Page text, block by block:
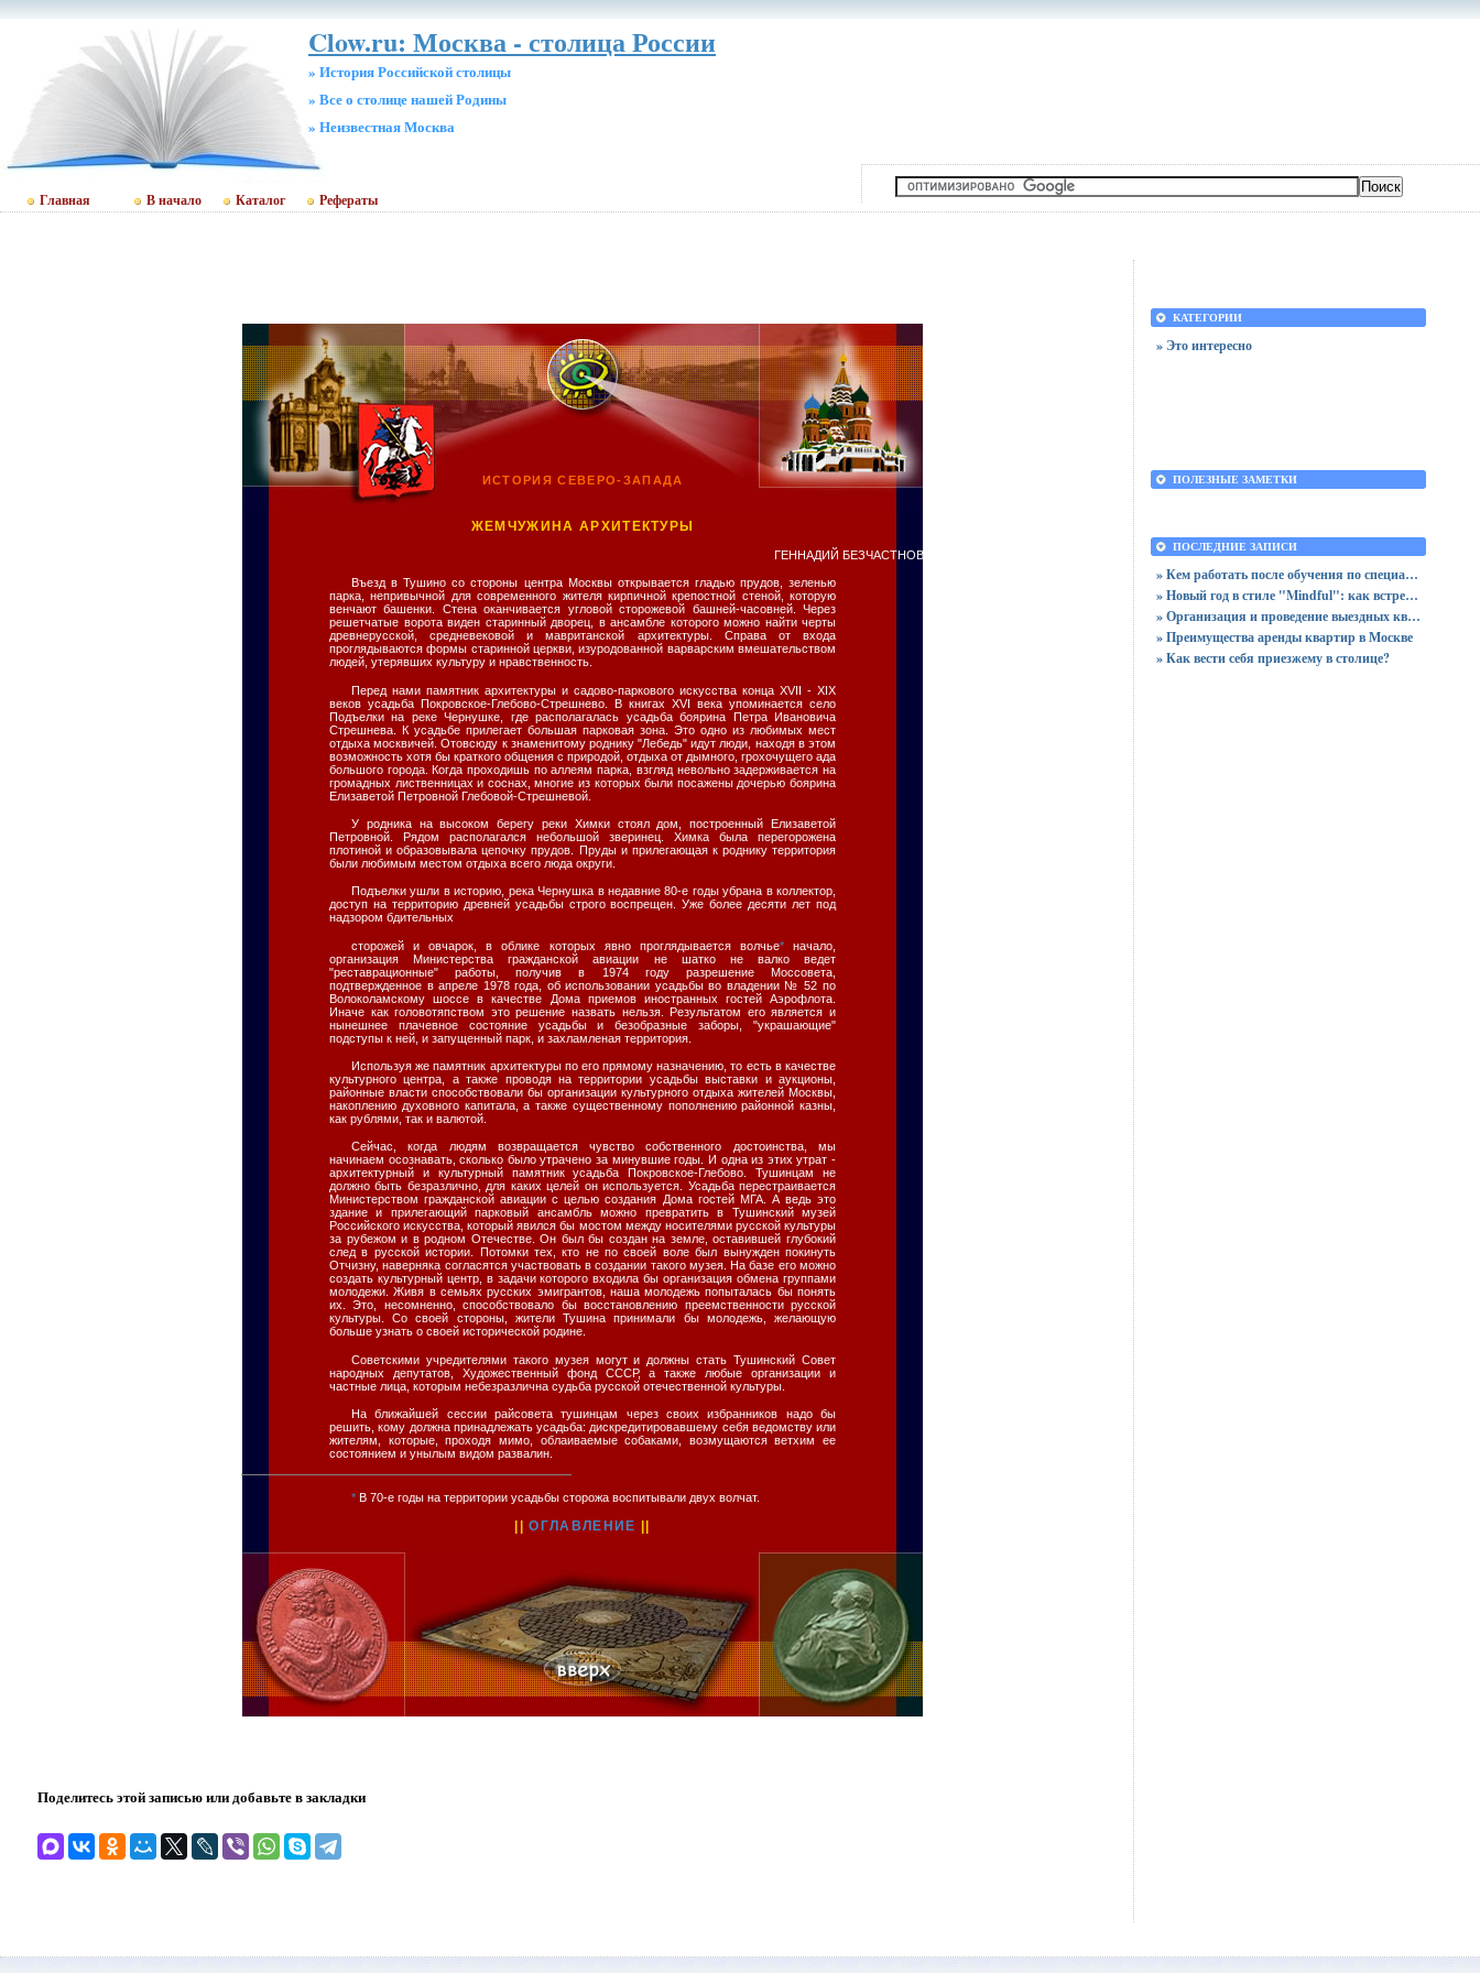
Clow.ru: Москва - столица России
» История Российской столицы
» Все о столице нашей Родины
» Неизвестная Москва
Главная В начало Каталог Рефераты
ИСТОРИЯ СЕВЕРО-ЗАПАДА
ЖЕМЧУЖИНА АРХИТЕКТУРЫ
ГЕННАДИЙ БЕЗЧАСТНОВ
Въезд в Тушино со стороны центра Москвы открывается гладью прудов, зеленью
парка, непривычной для современного жителя кирпичной крепостной стеной, которую
венчают башенки. Стена оканчивается угловой сторожевой башней-часовней. Через
решетчатые ворота виден старинный дворец, в ансамбле которого можно найти черты
древнерусской, средневековой и мавританской архитектуры. Справа от входа
проглядываются формы старинной церкви, изуродованной варварским вмешательством
людей, утерявших культуру и нравственность.
Перед нами памятник архитектуры и садово-паркового искусства конца XVII - XIX
веков усадьба Покровское-Глебово-Стрешнево. В книгах XVI века упоминается село
Подъелки на реке Чернушке, где располагалась усадьба боярина Петра Ивановича
Стрешнева. К усадьбе прилегает большая парковая зона. Это одно из любимых мест
отдыха москвичей. Отовсюду к знаменитому роднику "Лебедь" идут люди, находя в этом
возможность хотя бы краткого общения с природой, отдыха от дымного, грохочущего ада
большого города. Когда проходишь по аллеям парка, взгляд невольно задерживается на
громадных лиственницах и соснах, многие из которых были посажены дочерью боярина
Елизаветой Петровной Глебовой-Стрешневой.
У родника на высоком берегу реки Химки стоял дом, построенный Елизаветой
Петровной. Рядом располагался небольшой зверинец. Химка была перегорожена
плотиной и образовывала цепочку прудов. Пруды и прилегающая к роднику территория
были любимым местом отдыха всего люда округи.
Подъелки ушли в историю, река Чернушка в недавние 80-е годы убрана в коллектор,
доступ на территорию древней усадьбы строго воспрещен. Уже более десяти лет под
надзором бдительных
сторожей и овчарок, в облике которых явно проглядывается волчье*начало,
организация Министерства гражданской авиации не шатко не валко ведет
"реставрационные" работы, получив в 1974 году разрешение Моссовета,
подтвержденное в апреле 1978 года, об использовании усадьбы во владении № 52 по
Волоколамскому шоссе в качестве Дома приемов иностранных гостей Аэрофлота.
Иначе как головотяпством это решение назвать нельзя. Результатом его является и
нынешнее плачевное состояние усадьбы и безобразные заборы, "украшающие"
подступы к ней, и запущенный парк, и захламленая территория.
Используя же памятник архитектуры по его прямому назначению, то есть в качестве
культурного центра, а также проводя на территории усадьбы выставки и аукционы,
районные власти способствовали бы организации культурного отдыха жителей Москвы,
накоплению духовного капитала, а также существенному пополнению районной казны,
как рублями, так и валютой.
Сейчас, когда людям возвращается чувство собственного достоинства, мы
начинаем осознавать, сколько было утрачено за минувшие годы. И одна из этих утрат -
архитектурный и культурный памятник усадьба Покровское-Глебово. Тушинцам не
должно быть безразлично, для каких целей он используется. Усадьба перестраивается
Министерством гражданской авиации с целью создания Дома гостей МГА. А ведь это
здание и прилегающий парковый ансамбль можно превратить в Тушинский музей
Российского искусства, который явился бы мостом между носителями русской культуры
за рубежом и в родном Отечестве. Он был бы создан на земле, оставившей глубокий
след в русской истории. Потомки тех, кто не по своей воле был вынужден покинуть
Отчизну, наверняка согласятся участвовать в создании такого музея. На базе его можно
создать культурный центр, в задачи которого входила бы организация обмена группами
молодежи. Живя в семьях русских эмигрантов, наша молодежь попыталась бы понять
их. Это, несомненно, способствовало бы восстановлению преемственности русской
культуры. Со своей стороны, жители Тушина принимали бы молодежь, желающую
больше узнать о своей исторической родине.
Советскими учредителями такого музея могут и должны стать Тушинский Совет
народных депутатов, Художественный фонд СССР, а также любые организации и
частные лица, которым небезразлична судьба русской отечественной культуры.
На ближайшей сессии райсовета тушинцам через своих избранников надо бы
решить, кому должна принадлежать усадьба: дискредитировавшему себя ведомству или
жителям, которые, проходя мимо, облаиваемые собаками, возмущаются ветхим ее
состоянием и унылым видом развалин.
* В 70-е годы на территории усадьбы сторожа воспитывали двух волчат.
||ОГЛАВЛЕНИЕ
Поделитесь этой записью или добавьте в закладки
КАТЕГОРИИ
» Это интересно
ПОЛЕЗНЫЕ ЗАМЕТКИ
ПОСЛЕДНИЕ ЗАПИСИ
» Кем работать после обучения по специальности «Логистика»
» Новый год в стиле "Mindful": как встретить праздник, оставшись в сознании
» Организация и проведение выездных квизов
» Преимущества аренды квартир в Москве
» Как вести себя приезжему в столице?